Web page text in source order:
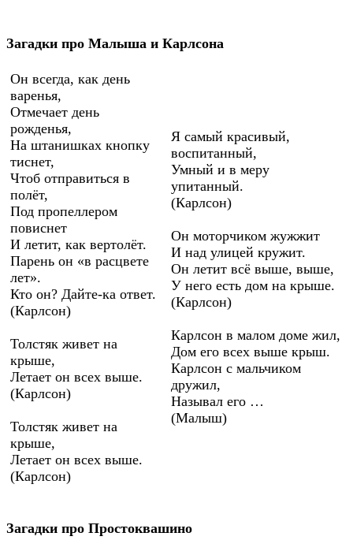
Загадки про Малыша и Карлсона
Он всегда, как день
варенья,
Отмечает день
рожденья,
На штанишках кнопку
тиснет,
Чтоб отправиться в
полёт,
Под пропеллером
повиснет
И летит, как вертолёт.
Парень он «в расцвете
лет».
Кто он? Дайте-ка ответ.
(Карлсон)
Толстяк живет на
крыше,
Летает он всех выше.
(Карлсон)
Толстяк живет на
крыше,
Летает он всех выше.
(Карлсон)
Я самый красивый,
воспитанный,
Умный и в меру
упитанный.
(Карлсон)
Он моторчиком жужжит
И над улицей кружит.
Он летит всё выше, выше,
У него есть дом на крыше.
(Карлсон)
Карлсон в малом доме жил,
Дом его всех выше крыш.
Карлсон с мальчиком
дружил,
Называл его …
(Малыш)
Загадки про Простоквашино